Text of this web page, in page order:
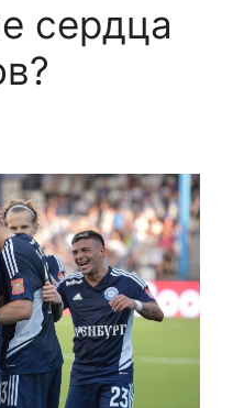
сердца